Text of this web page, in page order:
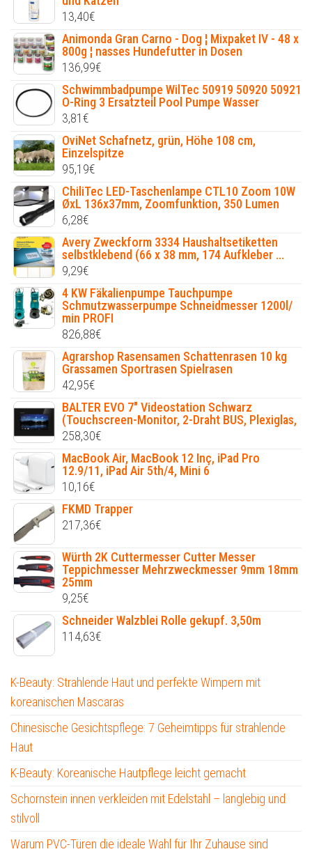
13,40€
Animonda Gran Carno - Dog ¦ Mixpaket IV - 48 x
800g ¦ nasses Hundefutter in Dosen
136,99€
Schwimmbadpumpe WilTec 50919 50920 50921
O-Ring 3 Ersatzteil Pool Pumpe Wasser
3,81€
OviNet Schafnetz, grün, Höhe 108 cm,
Einzelspitze
95,19€
ChiliTec LED-Taschenlampe CTL10 Zoom 10W
ØxL 136x37mm, Zoomfunktion, 350 Lumen
6,28€
Avery Zweckform 3334 Haushaltsetiketten
selbstklebend (66 x 38 mm, 174 Aufkleber ...
9,29€
4 KW Fäkalienpumpe Tauchpumpe
Schmutzwasserpumpe Schneidmesser 1200l/
min PROFI
826,88€
Agrarshop Rasensamen Schattenrasen 10 kg
Grassamen Sportrasen Spielrasen
42,95€
BALTER EVO 7" Videostation Schwarz
(Touchscreen-Monitor, 2-Draht BUS, Plexiglas,
258,30€
MacBook Air, MacBook 12 Inç, iPad Pro
12.9/11, iPad Air 5th/4, Mini 6
10,16€
FKMD Trapper
217,36€
Würth 2K Cuttermesser Cutter Messer
Teppichmesser Mehrzweckmesser 9mm 18mm
25mm
9,25€
Schneider Walzblei Rolle gekupf. 3,50m
114,63€
K-Beauty: Strahlende Haut und perfekte Wimpern mit
koreanischen Mascaras
Chinesische Gesichtspflege: 7 Geheimtipps für strahlende
Haut
K-Beauty: Koreanische Hautpflege leicht gemacht
Schornstein innen verkleiden mit Edelstahl – langlebig und
stilvoll
Warum PVC-Türen die ideale Wahl für Ihr Zuhause sind